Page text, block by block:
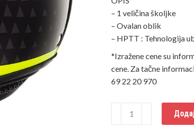
– 1 veličina školjke
– Ovalan oblik
– HPTT : Tehnologija
*Izražene cene su
cene. Za tačne
69 22 20 970